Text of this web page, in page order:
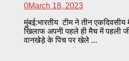
0March 18, 2023
मुंबई:भारतीय टीम ने तीन
खिलाफ अपनी पहले ही मैच में पहली
वानखेड़े के पिच पर खेले ...